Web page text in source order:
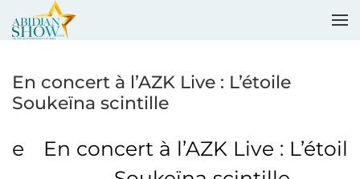
En concert à l’AZK Live : L’étoile
Soukeïna scintille
En concert à l’AZK Live : L’étoile